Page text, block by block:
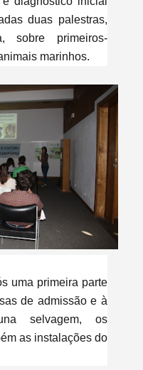
duas palestras,
sobre primeiros-
marinhos.
uma primeira parte
de admissão e à
selvagem, os
as instalações do